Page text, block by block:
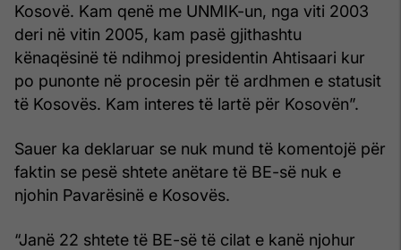
Kosovë. Kam qenë me UNMIK-un, nga viti 2003
deri në vitin 2005, kam pasë gjithashtu
kënaqësinë të ndihmoj presidentin Ahtisaari kur
po punonte në procesin për të ardhmen e statusit
të Kosovës. Kam interes të lartë për Kosovën”.
Sauer ka deklaruar se nuk mund të komentojë për
faktin se pesë shtete anëtare të BE-së nuk e
njohin Pavarësinë e Kosovës.
“Janë 22 shtete të BE-së të cilat e kanë njohur